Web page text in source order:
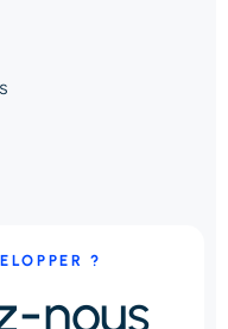
?
nous